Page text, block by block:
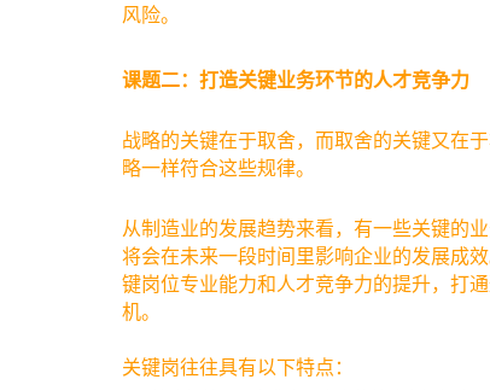
风险。
课题二：打造关键业务环节的人才竞争力
战略的关键在于取舍，而取舍的关键又在
略一样符合这些规律。
从制造业的发展趋势来看，有一些关键的
将会在未来一段时间里影响企业的发展成
键岗位专业能力和人才竞争力的提升，打
机。
关键岗往往具有以下特点：